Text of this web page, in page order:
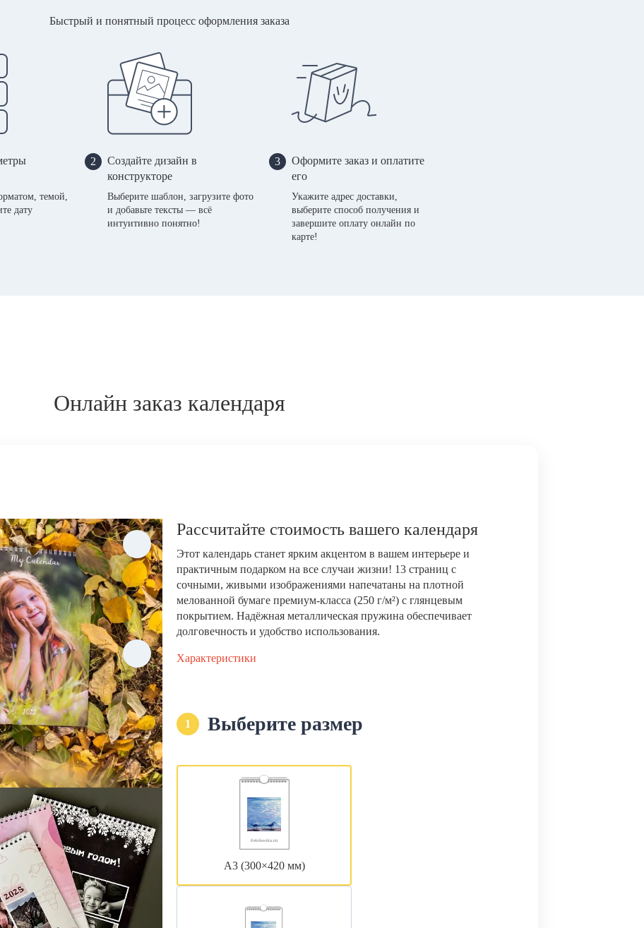
Быстрый и понятный процесс оформления заказа
темой,
дату
2
Создайте дизайн в
конструкторе
Выберите шаблон, загрузите фото
и добавьте тексты — всё
интуитивно понятно!
3
Оформите заказ и оплатите
его
Укажите адрес доставки,
выберите способ получения и
завершите оплату онлайн по
карте!
Онлайн заказ календаря
Рассчитайте стоимость вашего календаря
Этот календарь станет ярким акцентом в вашем интерьере и
практичным подарком на все случаи жизни! 13 страниц с
сочными, живыми изображениями напечатаны на плотной
мелованной бумаге премиум-класса (250 г/м²) с глянцевым
покрытием. Надёжная металлическая пружина обеспечивает
долговечность и удобство использования.
Характеристики
1 Выберите размер
А3 (300×420 мм)